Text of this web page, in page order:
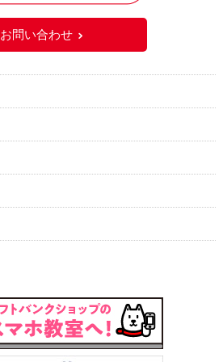
お問い合わせ